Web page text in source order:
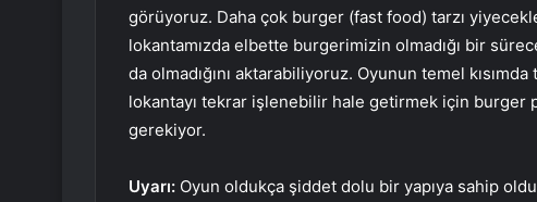
görüyoruz. Daha çok burger (fast food) tarzı
lokantamızda elbette burgerimizin olmadığı bir
da olmadığını aktarabiliyoruz. Oyunun temel
lokantayı tekrar işlenebilir hale getirmek için burger
gerekiyor.
Uyarı: Oyun oldukça şiddet dolu bir yapıya sahip